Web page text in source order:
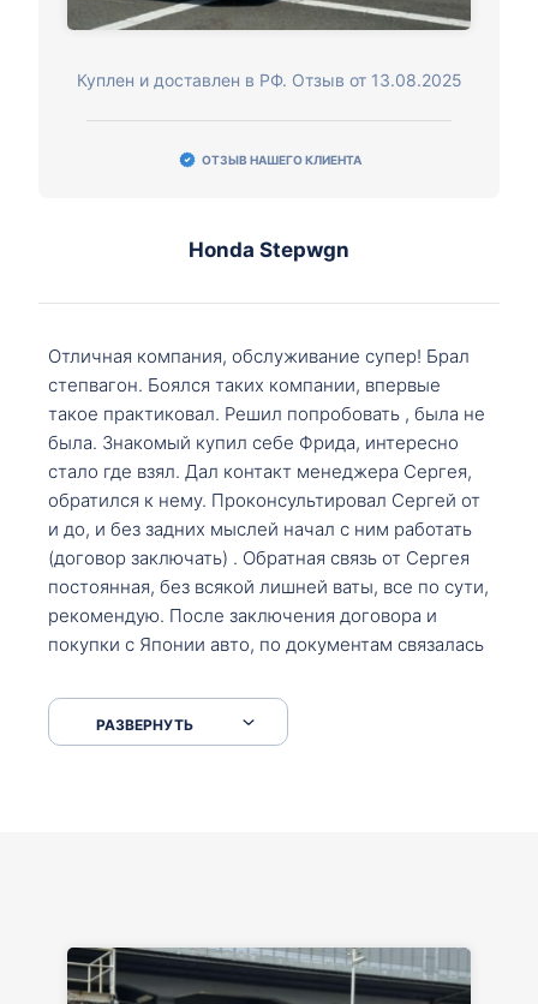
Куплен и доставлен в РФ. Отзыв от 13.08.2025
ОТЗЫВ НАШЕГО КЛИЕНТА
Honda Stepwgn
Отличная компания, обслуживание супер! Брал
степвагон. Боялся таких компании, впервые
такое практиковал. Решил попробовать , была не
была. Знакомый купил себе Фрида, интересно
стало где взял. Дал контакт менеджера Сергея,
обратился к нему. Проконсультировал Сергей от
и до, и без задних мыслей начал с ним работать
(договор заключать) . Обратная связь от Сергея
постоянная, без всякой лишней ваты, все по сути,
рекомендую. После заключения договора и
покупки с Японии авто, по документам связалась
что заполнить, куда зайти, образцы и т.д. После
приехал за авто. Меня тепло встретили Сергей с
РАЗВЕРНУТЬ